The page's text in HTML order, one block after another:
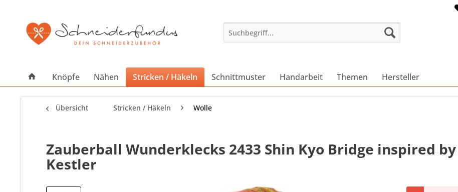
Knöpfe Nähen Stricken / Häkeln Schnittmuster Handarbeit Themen Hersteller
Übersicht Stricken / Häkeln Wolle
Zauberball Wunderklecks 2433 Shin Kyo Bridge inspired
Kestler